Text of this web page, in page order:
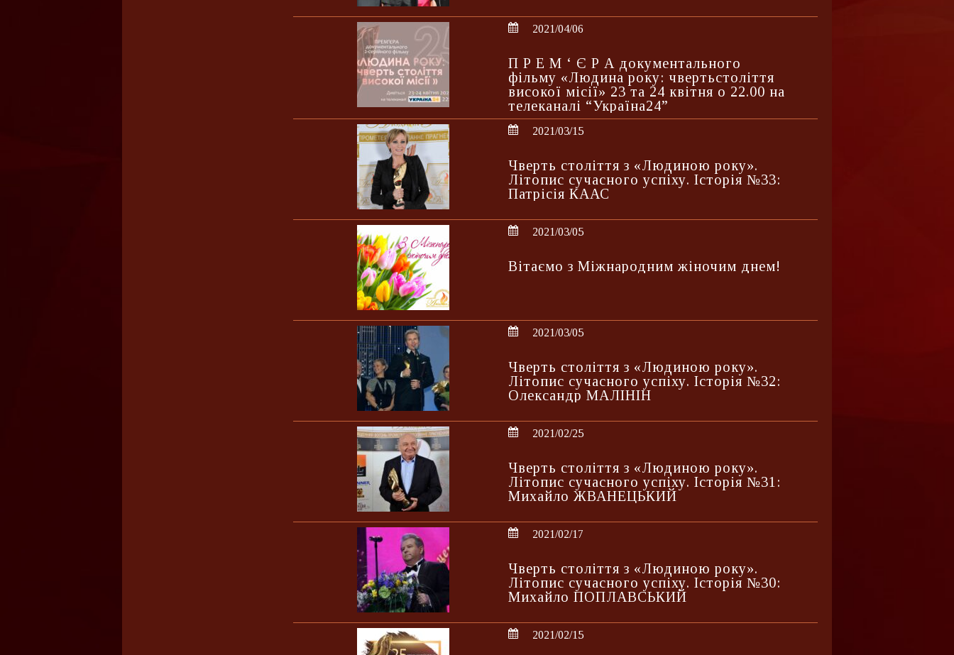
2021/04/06
П Р Е М ‘ Є Р А документального
фільму «Людина року: чвертьстоліття
високої місії» 23 та 24 квітня о 22.00 на
телеканалі “Україна24”
2021/03/15
Чверть століття з «Людиною року».
Літопис сучасного успіху. Історія №33:
Патрісія КААС
2021/03/05
Вітаємо з Міжнародним жіночим днем!
2021/03/05
Чверть століття з «Людиною року».
Літопис сучасного успіху. Історія №32:
Олександр МАЛІНІН
2021/02/25
Чверть століття з «Людиною року».
Літопис сучасного успіху. Історія №31:
Михайло ЖВАНЕЦЬКИЙ
2021/02/17
Чверть століття з «Людиною року».
Літопис сучасного успіху. Історія №30:
Михайло ПОПЛАВСЬКИЙ
2021/02/15